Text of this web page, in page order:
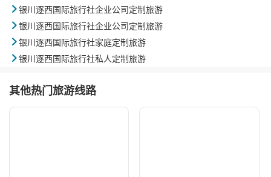
银川逐西国际旅行社企业公司定制旅游
银川逐西国际旅行社企业公司定制旅游
银川逐西国际旅行社家庭定制旅游
银川逐西国际旅行社私人定制旅游
其他热门旅游线路